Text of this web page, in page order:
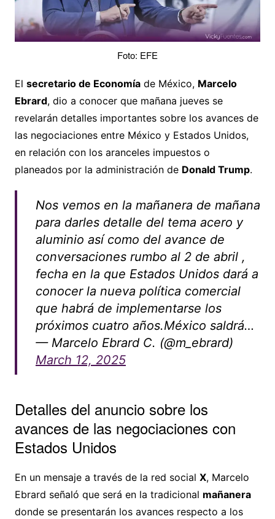
Foto: EFE
El secretario de Economíade México, Marcelo
Ebrard, dio a conocer que mañana jueves se
revelarán detalles importantes sobre los avances de
las negociaciones entre México y Estados Unidos,
en relación con los aranceles impuestos o
planeados por la administración de Donald Trump.
Nos vemos en la mañanera de mañana
para darles detalle del tema acero y
aluminio así como del avance de
conversaciones rumbo al 2 de abril ,
fecha en la que Estados Unidos dará a
conocer la nueva política comercial
que habrá de implementarse los
próximos cuatro años.México saldrá…
— Marcelo Ebrard C. (@m_ebrard)
March 12, 2025
Detalles del anuncio sobre los
avances de las negociaciones con
Estados Unidos
En un mensaje a través de la red social X, Marcelo
Ebrard señaló que será en la tradicional mañanera
donde se presentarán los avances respecto a los